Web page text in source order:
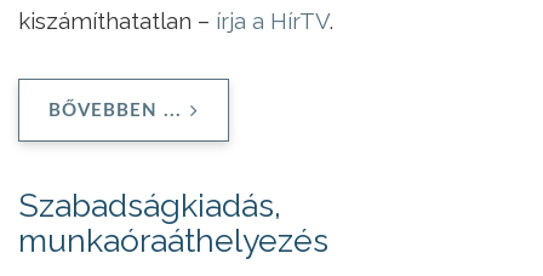
kiszámíthatatlan – írja a HírTV.
BŐVEBBEN ...
Szabadságkiadás,
munkaóraáthelyezés